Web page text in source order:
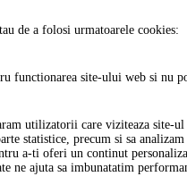
de a folosi urmatoarele cookies:
functionarea site-ului web si nu
utilizatorii care viziteaza site-ul
statistice, precum si sa
a-ti oferi un continut
ne ajuta sa imbunatatim